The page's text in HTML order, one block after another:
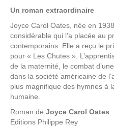
Un roman extraordinaire
Joyce Carol Oates, née en
considérable qui l’a placée au
contemporains. Elle a reçu le
pour « Les Chutes ».
de la maternité, le combat
dans la société américaine de
plus magnifique des hymnes à
humaine.
Roman de Joyce Carol Oates
Editions Philippe Rey